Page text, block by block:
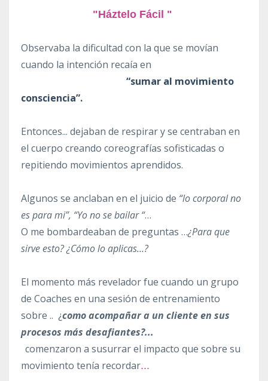
"Háztelo Fácil "
Observaba la dificultad con la que se movían
cuando la intención recaía en
“sumar al movimiento
consciencia”.
Entonces... dejaban de respirar y se centraban en
el cuerpo creando coreografías sofisticadas o
repitiendo movimientos aprendidos.
Algunos se anclaban en el juicio de “lo corporal no
es para mi”, “Yo no se bailar “…
O me bombardeaban de preguntas …¿Para que
sirve esto? ¿Cómo lo aplicas…?
El momento más revelador fue cuando un grupo
de Coaches en una sesión de entrenamiento
sobre .. ¿como acompañar a un cliente en sus
procesos más desafiantes?...
comenzaron a susurrar el impacto que sobre su
movimiento tenía recordar...